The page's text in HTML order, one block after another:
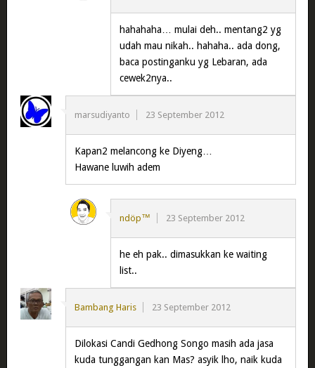
hahahaha… mulai deh.. mentang2 yg
udah mau nikah.. hahaha.. ada dong,
baca postinganku yg Lebaran, ada
cewek2nya..
marsudiyanto 23 September 2012
Kapan2 melancong ke Diyeng…
Hawane luwih adem
ndöp™ 23 September 2012
he eh pak.. dimasukkan ke waiting
list..
Bambang Haris 23 September 2012
Dilokasi Candi Gedhong Songo masih ada jasa
kuda tunggangan kan Mas? asyik lho, naik kuda